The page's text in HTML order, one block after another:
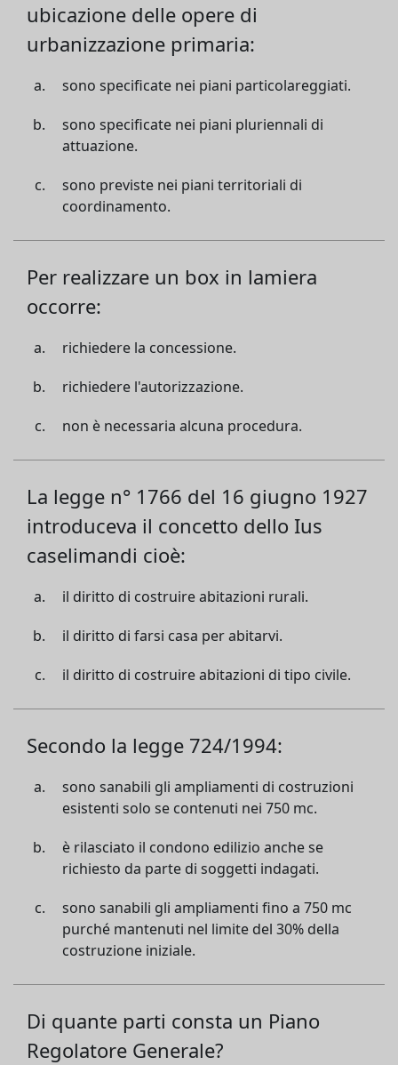
ubicazione delle opere di
urbanizzazione primaria:
sono specificate nei piani particolareggiati.
sono specificate nei piani pluriennali di
attuazione.
sono previste nei piani territoriali di
coordinamento.
Per realizzare un box in lamiera
occorre:
richiedere la concessione.
richiedere l'autorizzazione.
non è necessaria alcuna procedura.
La legge n° 1766 del 16 giugno 1927
introduceva il concetto dello Ius
caselimandi cioè:
il diritto di costruire abitazioni rurali.
il diritto di farsi casa per abitarvi.
il diritto di costruire abitazioni di tipo civile.
Secondo la legge 724/1994:
sono sanabili gli ampliamenti di costruzioni
esistenti solo se contenuti nei 750 mc.
è rilasciato il condono edilizio anche se
richiesto da parte di soggetti indagati.
sono sanabili gli ampliamenti fino a 750 mc
purché mantenuti nel limite del 30% della
costruzione iniziale.
Di quante parti consta un Piano
Regolatore Generale?